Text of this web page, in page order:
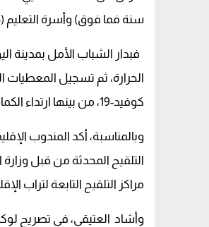
سنة فما فوق) وأسرة التعليم (45 سنة فما فوق) الذين تلقوا الجرعة الأولى من اللقاح.
فبدار الشباب الأمل بمدينة
الحرارة، ثم تسجيل المعطيات
كوفيد-19، من بينها ارتداء الكمامات الواقية والتباعد الجسدي والتقيد بقواعد النظافة.
وبالمناسبة، أكد المندوب
التلقيح المحدثة من قبل
مراكز التلقيح التابعة لتراب الإقليم،
وأشاد العتيقي، في تصريح